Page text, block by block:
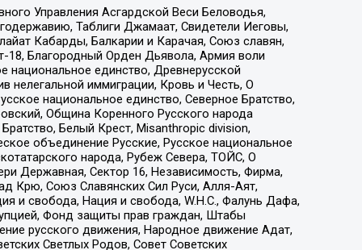
Управления Асгардской Веси Беловодья,
Таблиги Джамаат, Свидетели Иеговы,
Кабарды, Балкарии и Карачая, Союз славян,
18, Благородный Орден Дьявола, Армия воли
национальное единство, Древнерусской
нелегальной иммиграции, Кровь и Честь, О
национальное единство, Северное Братство,
Община Коренного Русского народа
Белый Крест, Misanthropic division,
объединение Русские, Русское национальное
народа, Рубеж Севера, ТОЙС, О
Державная, Сектор 16, Независимость, Фирма,
Крю, Союз Славянских Сил Руси, Алля-Аят,
и свобода, Нация и свобода, W.H.С., Фалунь Дафа,
Фонд защиты прав граждан, Штабы
русского движения, Народное движение Адат,
Светлых Родов, Совет Советских